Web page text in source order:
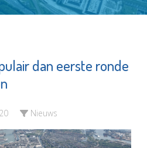
dan eerste ronde
Nieuws